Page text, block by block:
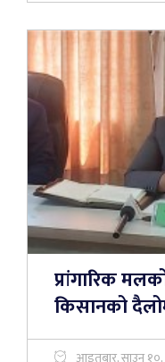
प्रांगारिक
किसानको
आइतबार, साउन